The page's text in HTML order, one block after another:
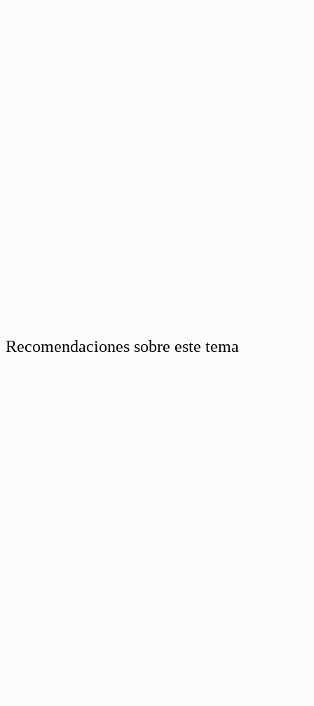
Recomendaciones sobre este tema